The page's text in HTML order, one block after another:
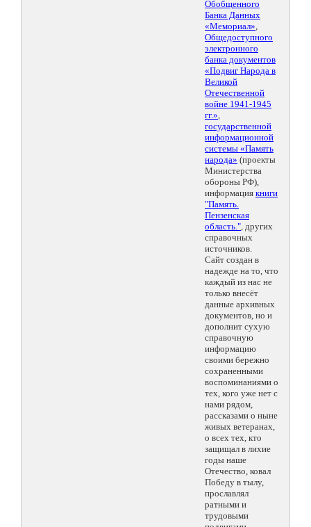
Обобщенного
Банка Данных
«Мемориал»,
Общедоступного
электронного
банка документов
«Подвиг Народа в
Великой
Отечественной
войне 1941-1945
гг.»,
государственной
информационной
системы «Память
народа» (проекты
Министерства
обороны РФ),
информация книги
"Память.
Пензенская
область.", других
справочных
источников.
Сайт создан в
надежде на то, что
каждый из нас не
только внесёт
данные архивных
документов, но и
дополнит сухую
справочную
информацию
своими бережно
сохраненными
воспоминаниями о
тех, кого уже нет с
нами рядом,
рассказами о ныне
живых ветеранах,
о всех тех, кто
защищал в лихие
годы наше
Отечество, ковал
Победу в тылу,
прославлял
ратными и
трудовыми